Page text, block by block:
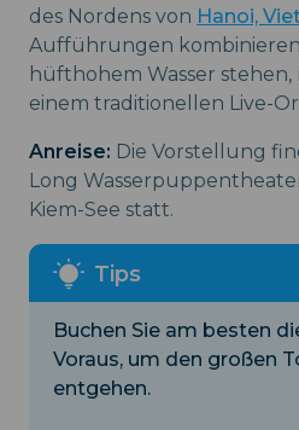
des Nordens von Hanoi,
Aufführungen
hüfthohem Wasser
einem traditionellen Live-
Anreise: Die Vorstellung
Long
Kiem-See statt.
Buchen Sie am besten
Voraus, um den großen
entgehen.